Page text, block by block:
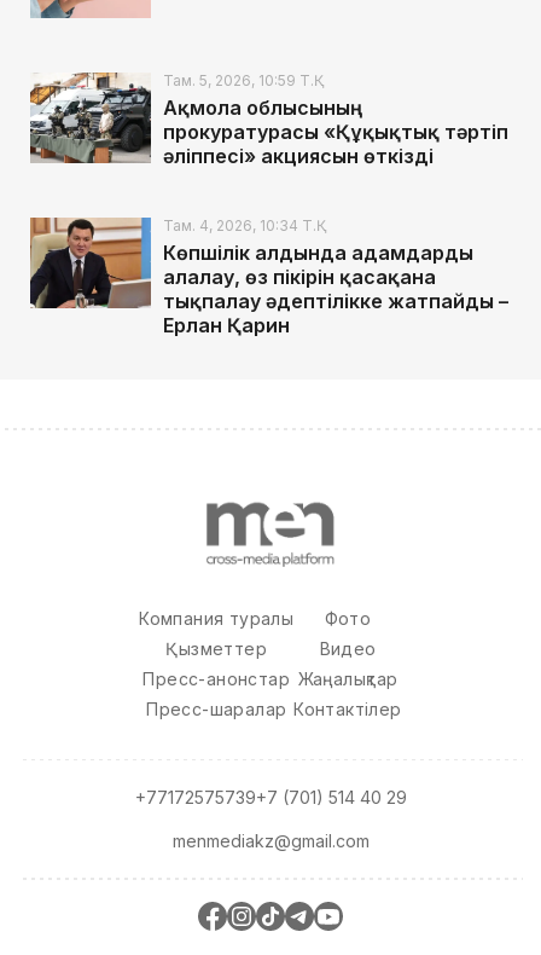
Там. 5, 2026, 10:59 Т.Қ.
Ақмола облысының
прокуратурасы «Құқықтық тәртіп
әліппесі» акциясын өткізді
Там. 4, 2026, 10:34 Т.Қ.
Көпшілік алдында адамдарды
алалау, өз пікірін қасақана
тықпалау әдептілікке жатпайды –
Ерлан Қарин
Компания туралы
Қызметтер
Пресс-анонстар
Пресс-шаралар
Фото
Видео
Жаңалықтар
Контактілер
menmediakz@gmail.com
+77172575739+7 (701) 514 40 29